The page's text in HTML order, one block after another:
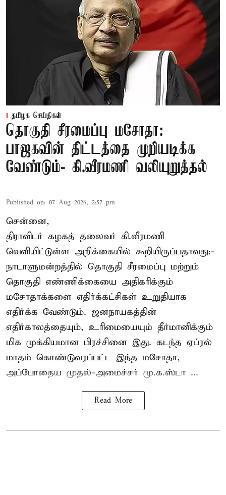
தமிழக செய்திகள்
தொகுதி சீரமைப்பு மசோதா:
பாஜகவின் திட்டத்தை முறியடிக்க
வேண்டும்- கி.வீரமணி வலியுறுத்தல்
Published on: 07 Aug 2026, 2:57 pm
சென்னை,
திராவிடர் கழகத் தலைவர் கி.வீரமணி
வெளியிட்டுள்ள அறிக்கையில் கூறியிருப்பதாவது:-
நாடாளுமன்றத்தில் தொகுதி சீரமைப்பு மற்றும்
தொகுதி எண்ணிக்கையை அதிகரிக்கும்
மசோதாக்களை எதிர்க்கட்சிகள் உறுதியாக
எதிர்க்க வேண்டும். ஜனநாயகத்தின்
எதிர்காலத்தையும், உரிமையையும் தீர்மானிக்கும்
மிக முக்கியமான பிரச்சினை இது. கடந்த ஏப்ரல்
மாதம் கொண்டுவரப்பட்ட இந்த மசோதா,
அப்போதைய முதல்-அமைச்சர் மு.க.ஸ்டா ...
Read More